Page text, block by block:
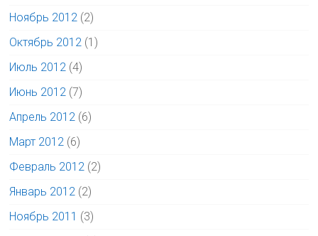
Ноябрь 2012 (2)
Октябрь 2012 (1)
Июль 2012 (4)
Июнь 2012 (7)
Апрель 2012 (6)
Март 2012 (6)
Февраль 2012 (2)
Январь 2012 (2)
Ноябрь 2011 (3)